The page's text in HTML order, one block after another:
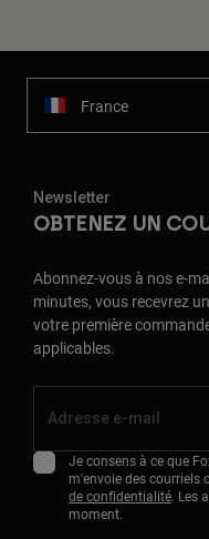
France
Newsletter
OBTENEZ UN
Abonnez-vous à nos e-
minutes, vous recevrez
votre première
applicables.
Je consens à ce que
m'envoie des courriels
de confidentialité. Les
moment.